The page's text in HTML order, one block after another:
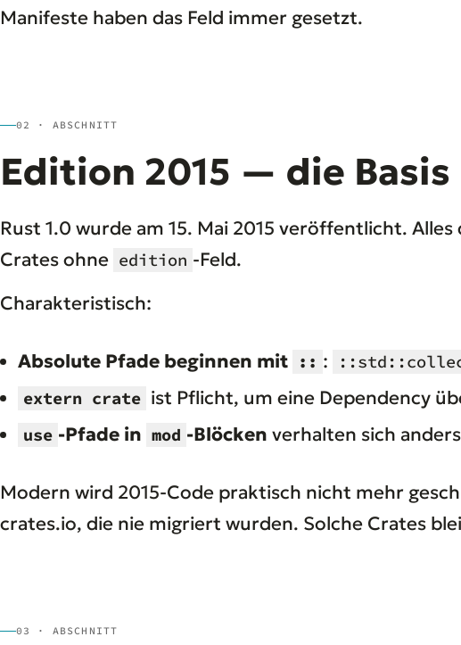
Manifeste haben das Feld immer gesetzt.
02 · ABSCHNITT
Edition 2015 — die Basis
Rust 1.0 wurde am 15. Mai 2015 veröffentlicht.
Crates ohne edition -Feld.
Charakteristisch:
Absolute Pfade beginnen mit :: :
extern crate ist Pflicht, um eine Dependency
use -Pfade in mod -Blöcken verhalten sich
Modern wird 2015-Code praktisch nicht mehr
crates.io, die nie migriert wurden. Solche Crates
03 · ABSCHNITT